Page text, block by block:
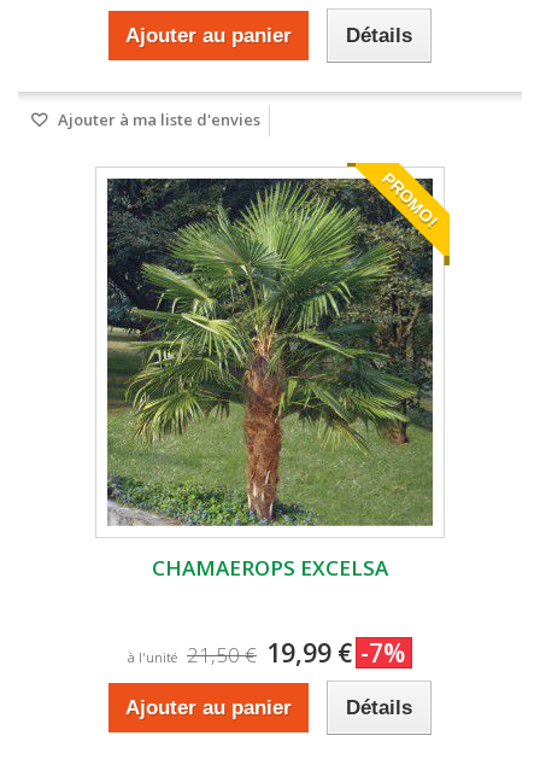
Ajouter au panier Détails
Ajouter à ma liste d'envies
PROMO!
CHAMAEROPS EXCELSA
à l'unité 21,50 € 19,99 € -7%
Ajouter au panier Détails